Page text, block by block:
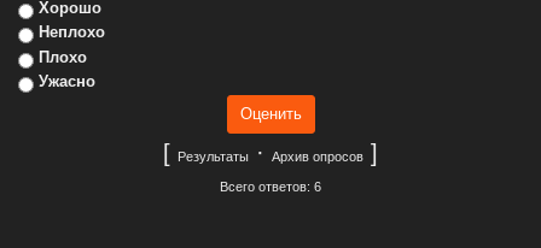
Хорошо
Неплохо
Плохо
Ужасно
[ Результаты · Архив опросов ]
Всего ответов: 6